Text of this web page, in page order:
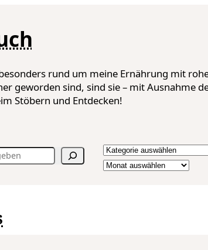
rund um meine Ernährung mit
geworden sind, sind sie – mit Ausnahme
Stöbern und Entdecken!
Kategorien
Archiv